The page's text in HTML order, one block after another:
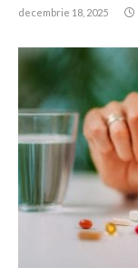
decembrie 18, 2025